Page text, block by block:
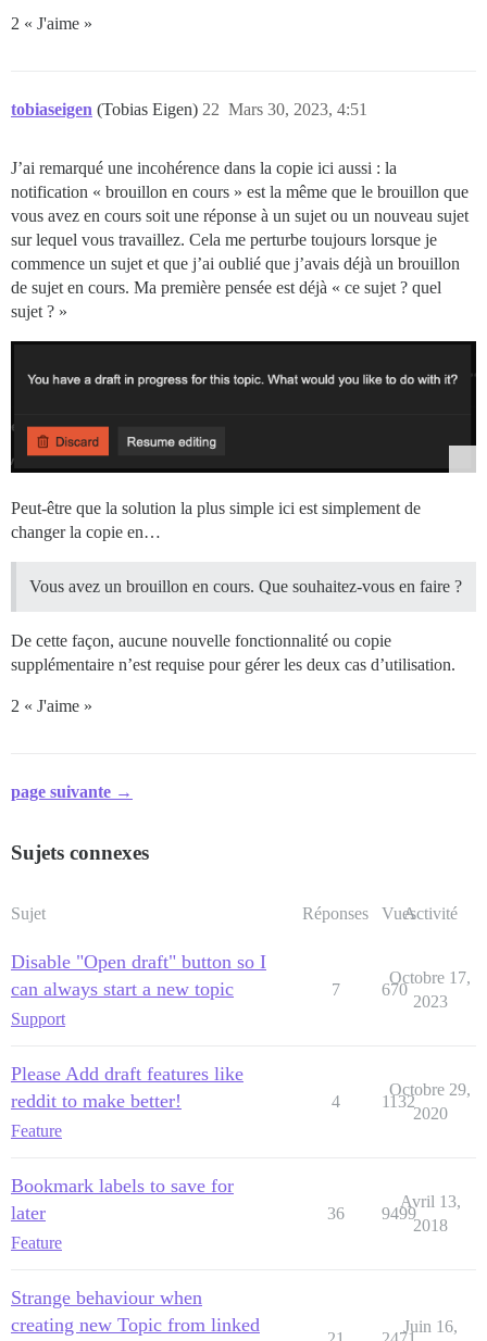
2 « J'aime »
tobiaseigen (Tobias Eigen) Mars 30, 2023, 4:51
22
J’ai remarqué une incohérence dans la copie ici aussi : la
notification « brouillon en cours » est la même que le brouillon que
vous avez en cours soit une réponse à un sujet ou un nouveau sujet
sur lequel vous travaillez. Cela me perturbe toujours lorsque je
commence un sujet et que j’ai oublié que j’avais déjà un brouillon
de sujet en cours. Ma première pensée est déjà « ce sujet ? quel
sujet ? »
Peut-être que la solution la plus simple ici est simplement de
changer la copie en…
Vous avez un brouillon en cours. Que souhaitez-vous en faire ?
De cette façon, aucune nouvelle fonctionnalité ou copie
supplémentaire n’est requise pour gérer les deux cas d’utilisation.
2 « J'aime »
page suivante →
Sujets connexes
Sujet Réponses VuesActivité
Disable "Open draft" button so I
can always start a new topic
Support
7 670
Octobre 17,
2023
Please Add draft features like
reddit to make better!
Feature
4 1132
Octobre 29,
2020
Bookmark labels to save for
later
Feature
36 9499
Avril 13,
2018
Strange behaviour when
creating new Topic from linked
Juin 16,